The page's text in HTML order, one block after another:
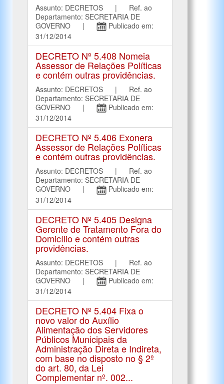
Assunto: DECRETOS | Ref. ao
Departamento: SECRETARIA DE
GOVERNO |
Publicado em:
31/12/2014
DECRETO Nº 5.408 Nomeia
Assessor de Relações Políticas
e contém outras providências.
Assunto: DECRETOS | Ref. ao
Departamento: SECRETARIA DE
GOVERNO |
Publicado em:
31/12/2014
DECRETO Nº 5.406 Exonera
Assessor de Relações Políticas
e contém outras providências.
Assunto: DECRETOS | Ref. ao
Departamento: SECRETARIA DE
GOVERNO |
Publicado em:
31/12/2014
DECRETO Nº 5.405 Designa
Gerente de Tratamento Fora do
Domicílio e contém outras
providências.
Assunto: DECRETOS | Ref. ao
Departamento: SECRETARIA DE
GOVERNO |
Publicado em:
31/12/2014
DECRETO Nº 5.404 Fixa o
novo valor do Auxílio
Alimentação dos Servidores
Públicos Municipais da
Administração Direta e Indireta,
com base no disposto no § 2º
do art. 80, da Lei
Complementar nº. 002...